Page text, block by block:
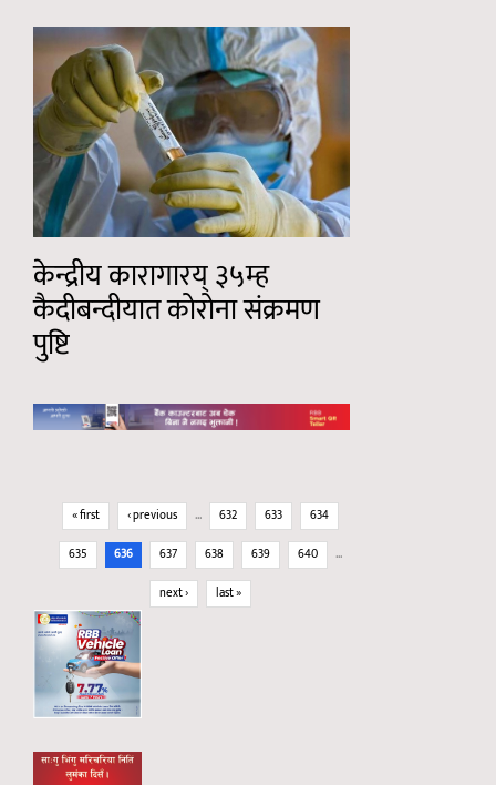
केन्द्रीय कारागारय् ३५म्ह
कैदीबन्दीयात कोरोना संक्रमण
पुष्टि
Pages
« first ‹ previous … 632 633
634
635
636 637 638 639 640
…
next ›
last »